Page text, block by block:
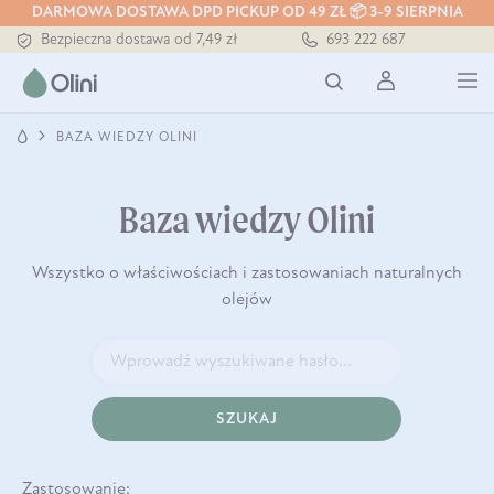
DARMOWA DOSTAWA DPD PICKUP OD 49 ZŁ 📦 3-9 SIERPNIA
Tłoczony zawsze na zimno
Bezpieczna dostawa od 7,49 zł
Tłoczony zawsze na zimno
693 222 687
BAZA WIEDZY OLINI
Baza wiedzy Olini
Wszystko o właściwościach i zastosowaniach naturalnych
olejów
SZUKAJ
Zastosowanie: